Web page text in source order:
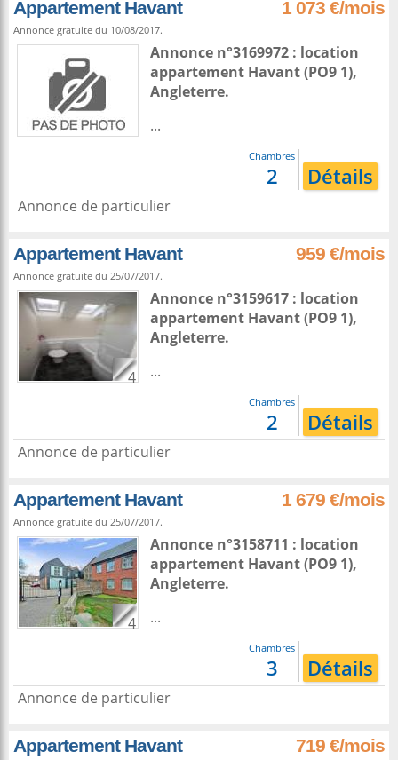
Appartement Havant 1 073 €/mois
Annonce gratuite du 10/08/2017.
Annonce n°3169972 : location
appartement Havant(PO9 1),
Angleterre.
...
Chambres
2 Détails
Annonce de particulier
Appartement Havant 959 €/mois
Annonce gratuite du 25/07/2017.
4
Annonce n°3159617 : location
appartement Havant(PO9 1),
Angleterre.
...
Chambres
2 Détails
Annonce de particulier
Appartement Havant 1 679 €/mois
Annonce gratuite du 25/07/2017.
4
Annonce n°3158711 : location
appartement Havant(PO9 1),
Angleterre.
...
Chambres
3 Détails
Annonce de particulier
Appartement Havant 719 €/mois